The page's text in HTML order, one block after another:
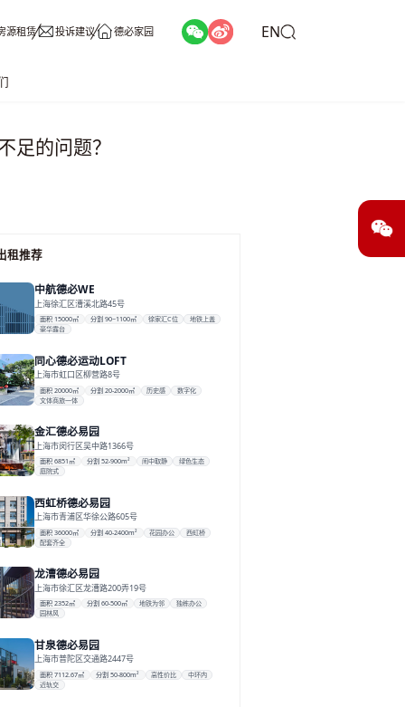
源租赁 投诉建议 德必家园 EN
足的问题？
租推荐
中航德必WE
上海徐汇区漕溪北路45号
面积 15000㎡ 分割 90~1100㎡ 徐家汇C位
地铁上盖
豪华露台
同心德必运动LOFT
上海市虹口区柳营路8号
面积 20000㎡ 分割 20-2000㎡ 历史感
数字化
文体商旅一体
金汇德必易园
上海市闵行区吴中路1366号
面积 6851㎡ 分割 52-900m² 闹中取静
绿色生态
庭院式
西虹桥德必易园
上海市青浦区华徐公路605号
面积 36000㎡ 分割 40-2400m² 花园办公
西虹桥
配套齐全
龙漕德必易园
上海市徐汇区龙漕路200弄19号
面积 2352㎡ 分割 60-500㎡ 地铁为邻
独栋办公
园林风
甘泉德必易园
上海市普陀区交通路2447号
面积 7112.67㎡ 分割 50-800m² 高性价比
中环内
近轨交